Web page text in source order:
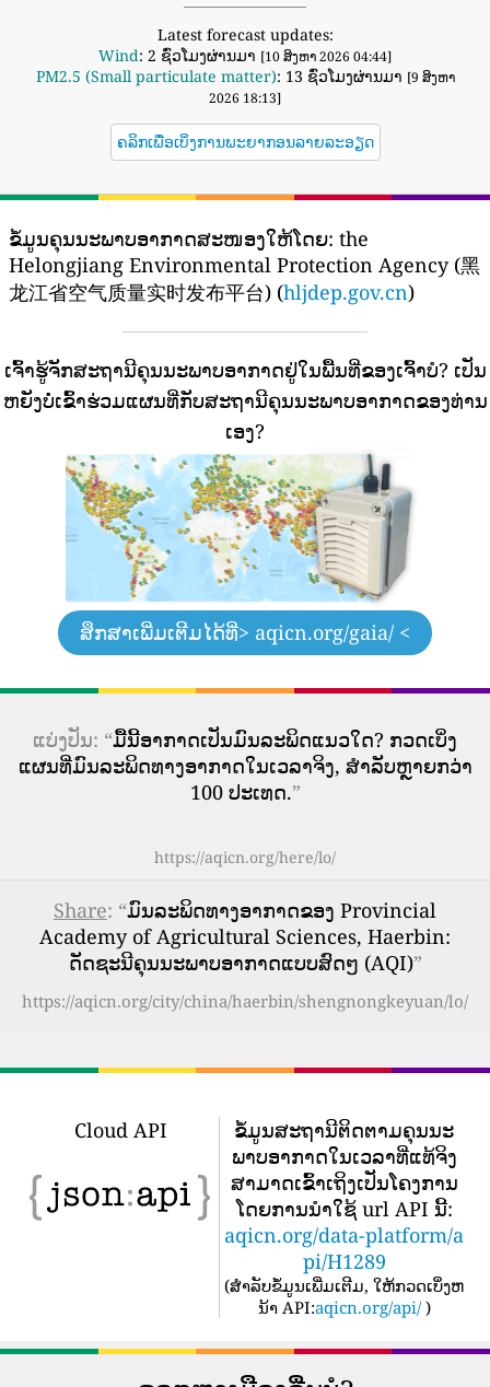
Latest forecast updates:
Wind: 2 ຊົ່ວໂມງຜ່ານມາ [10 ສິງຫາ 2026 04:44]
PM2.5 (Small particulate matter): 13 ຊົ່ວໂມງຜ່ານມາ [9 ສິງຫາ
2026 18:13]
ຄລິກເພື່ອເບິ່ງການພະຍາກອນລາຍລະອຽດ
ຂໍ້ມູນຄຸນນະພາບອາກາດສະໜອງໃຫ້ໂດຍ: the
Helongjiang Environmental Protection Agency (黑
龙江省空气质量实时发布平台) (hljdep.gov.cn)
ເຈົ້າຮູ້ຈັກສະຖານີຄຸນນະພາບອາກາດຢູ່ໃນພື້ນທີ່ຂອງເຈົ້າບໍ? ເປັນ
ຫຍັງບໍ່ເຂົ້າຮ່ວມແຜນທີ່ກັບສະຖານີຄຸນນະພາບອາກາດຂອງທ່ານ
ເອງ?
ສຶກສາເພີ່ມເຕີມໄດ້ທີ່> aqicn.org/gaia/ <
ແບ່ງປັນ: “ມື້ນີ້ອາກາດເປັນມົນລະພິດແນວໃດ? ກວດເບິ່ງ
ແຜນທີ່ມົນລະພິດທາງອາກາດໃນເວລາຈິງ, ສໍາລັບຫຼາຍກວ່າ
100 ປະເທດ.”
https://aqicn.org/here/lo/
Share: “ມົນລະພິດທາງອາກາດຂອງ Provincial
Academy of Agricultural Sciences, Haerbin:
ດັດຊະນີຄຸນນະພາບອາກາດແບບສົດໆ (AQI)”
https://aqicn.org/city/china/haerbin/shengnongkeyuan/lo/
Cloud API
ຂໍ້​ມູນ​ສະ​ຖາ​ນີ​ຕິດ​ຕາມ​ຄຸນ​ນະ​
ພາບ​ອາ​ກາດ​ໃນ​ເວ​ລາ​ທີ່​ແທ້​ຈິງ​
ສາ​ມາດ​ເຂົ້າ​ເຖິງ​ເປັນ​ໂຄງ​ການ​
ໂດຍ​ການ​ນໍາ​ໃຊ້ url API ນີ້​:
aqicn.org/data-platform/a
pi/H1289
(ສໍາລັບຂໍ້ມູນເພີ່ມເຕີມ, ໃຫ້ກວດເບິ່ງຫ
ນ້າ API:aqicn.org/api/ )